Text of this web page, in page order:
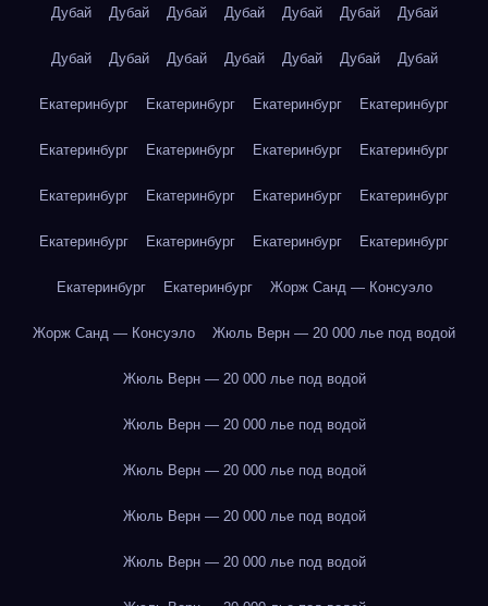
Дубай Дубай Дубай Дубай Дубай Дубай Дубай
Дубай Дубай Дубай Дубай Дубай Дубай Дубай
Екатеринбург Екатеринбург Екатеринбург Екатеринбург
Екатеринбург Екатеринбург Екатеринбург Екатеринбург
Екатеринбург Екатеринбург Екатеринбург Екатеринбург
Екатеринбург Екатеринбург Екатеринбург Екатеринбург
Екатеринбург Екатеринбург Жорж Санд — Консуэло
Жорж Санд — Консуэло Жюль Верн — 20 000 лье под водой
Жюль Верн — 20 000 лье под водой
Жюль Верн — 20 000 лье под водой
Жюль Верн — 20 000 лье под водой
Жюль Верн — 20 000 лье под водой
Жюль Верн — 20 000 лье под водой